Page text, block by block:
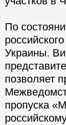
По
Украины.
позволяет
пропуска